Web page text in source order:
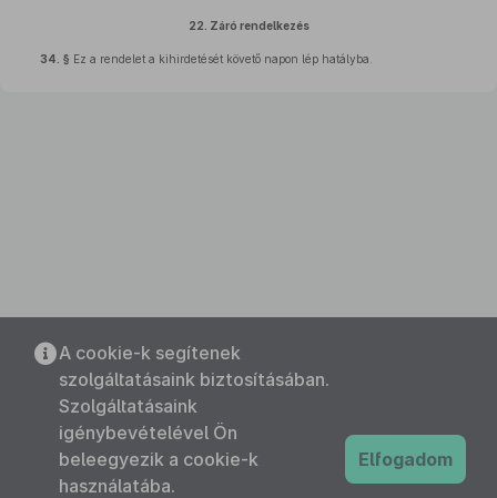
22. Záró rendelkezés
34. § Ez a rendelet a kihirdetését követő napon lép hatályba.
A cookie-k segítenek
szolgáltatásaink biztosításában.
Szolgáltatásaink
igénybevételével Ön
beleegyezik a cookie-k
használatába.
Elfogadom